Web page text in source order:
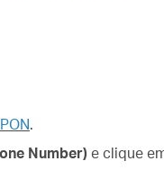
.
Number) e clique